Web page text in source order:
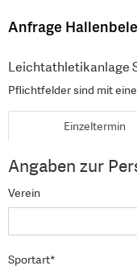
Anfrage
Leichtathletikanlage
Pflichtfelder sind mit
Einzeltermin
Angaben zur
Verein
Sportart*